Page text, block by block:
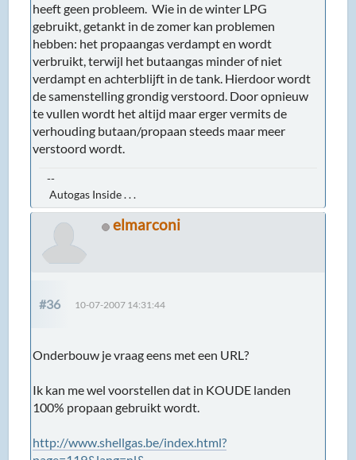
heeft geen probleem. Wie in de winter LPG
gebruikt, getankt in de zomer kan problemen
hebben: het propaangas verdampt en wordt
verbruikt, terwijl het butaangas minder of niet
verdampt en achterblijft in de tank. Hierdoor wordt
de samenstelling grondig verstoord. Door opnieuw
te vullen wordt het altijd maar erger vermits de
verhouding butaan/propaan steeds maar meer
verstoord wordt.
--
Autogas Inside . . .
elmarconi
#36 10-07-2007 14:31:44
Onderbouw je vraag eens met een URL?
Ik kan me wel voorstellen dat in KOUDE landen
100% propaan gebruikt wordt.
http://www.shellgas.be/index.html?